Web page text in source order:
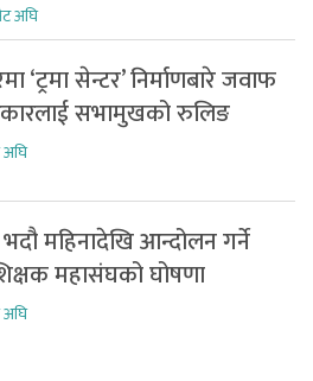
अघि
‘ट्रमा सेन्टर’ निर्माणबारे जवाफ
सभामुखको रुलिङ
अघि
महिनादेखि आन्दोलन गर्ने
महासंघको घोषणा
अघि